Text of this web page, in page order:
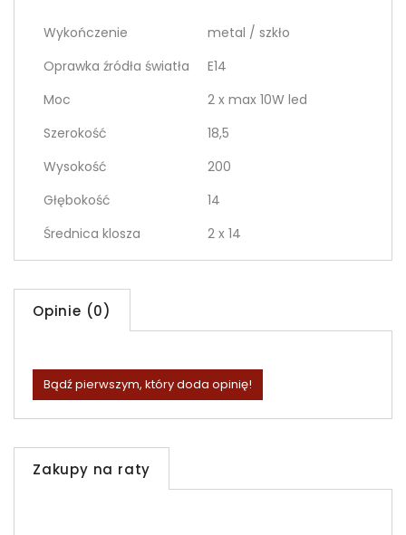
Wykończenie
metal / szkło
Oprawka źródła światła
E14
Moc
2 x max 10W led
Szerokość
18,5
Wysokość
200
Głębokość
14
Średnica klosza
2 x 14
Opinie (0)
Bądź pierwszym, który doda opinię!
Zakupy na raty